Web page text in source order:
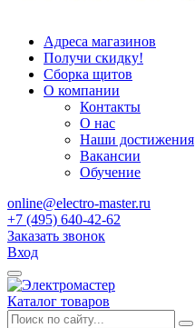
Адреса магазинов
Получи скидку!
Сборка щитов
О компании
Контакты
О нас
Наши достижения
Вакансии
Обучение
online@electro-master.ru
+7 (495) 640-42-62
Заказать звонок
Вход
Каталог товаров